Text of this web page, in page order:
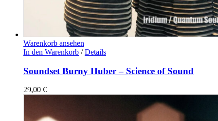
Warenkorb ansehen
In den Warenkorb / Details
Soundset Burny Huber – Science of Sound
29,00 €